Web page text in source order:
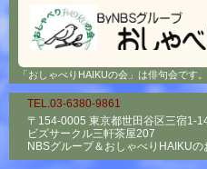
「おしゃべりHAIKUの会」は俳句会です。
TEL.03-6380-9861
〒154-0005 東京都世田谷区三宿1-
ビズサークル三軒茶屋207
NBSグループ＆ おしゃべりHAIKUの